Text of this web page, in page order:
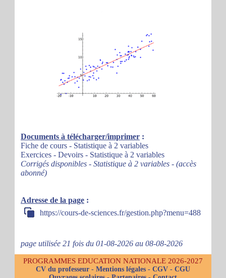
Documents à télécharger/imprimer :
Fiche de cours - Statistique à 2 variables
Exercices - Devoirs - Statistique à 2 variables
Corrigés disponibles - Statistique à 2 variables - (accès
abonné)
Adresse de la page :
https://cours-de-sciences.fr/gestion.php?menu=488
page utilisée 21 fois du 01-08-2026 au 08-08-2026
PROGRAMMES EDUCATION NATIONALE 2026-2027
CV du professeur - Mentions légales - CGV - CGU